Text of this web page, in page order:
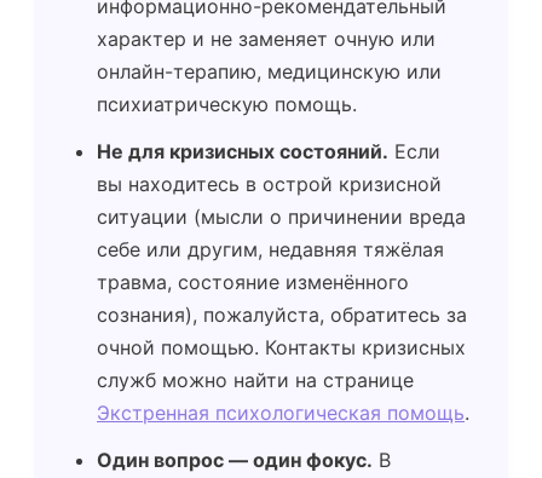
информационно-рекомендательный
характер и не заменяет очную или
онлайн-терапию, медицинскую или
психиатрическую помощь.
Не для кризисных состояний. Если
вы находитесь в острой кризисной
ситуации (мысли о причинении вреда
себе или другим, недавняя тяжёлая
травма, состояние изменённого
сознания), пожалуйста, обратитесь за
очной помощью. Контакты кризисных
служб можно найти на странице
Экстренная психологическая помощь.
Один вопрос — один фокус. В